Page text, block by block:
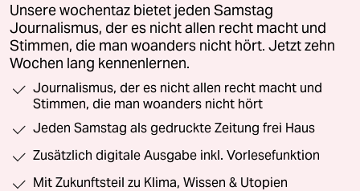
Unsere wochentaz bietet jeden Samstag
Journalismus, der es nicht allen recht macht und
Stimmen, die man woanders nicht hört. Jetzt zehn
Wochen lang kennenlernen.
Journalismus, der es nicht allen recht macht und
Stimmen, die man woanders nicht hört
Jeden Samstag als gedruckte Zeitung frei Haus
Zusätzlich digitale Ausgabe inkl. Vorlesefunktion
Mit Zukunftsteil zu Klima, Wissen & Utopien